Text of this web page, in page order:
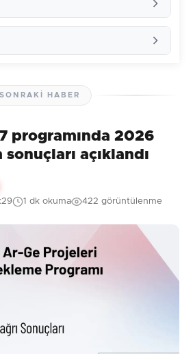
3 + 6 = ?
İlk yorumu siz yapın!
SONRAKI HABER
programında 2026
açıklandı
1 dk okuma 422 görüntülenme